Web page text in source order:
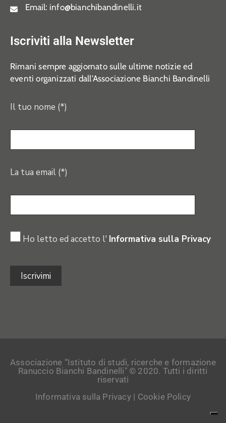
Email: info@bianchibandinelli.it
Iscriviti alla Newsletter
Rimani sempre aggiornato sulle ultime notizie ed
eventi organizzati dall’Associazione Bianchi Bandinelli
Il tuo nome (*)
La tua email (*)
Ho letto ed accetto l' Informativa sulla Privacy
Associazione “Istituto di studi, ricerche e formazione
Ranuccio Bianchi Bandinelli" © 2020. Tutti i diritti
riservati
Informativa sulla Privacy| Cookie Policy